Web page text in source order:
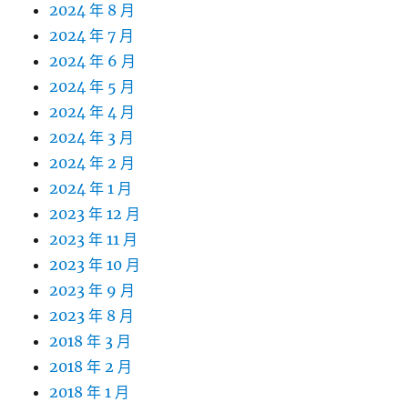
2024 年 8 月
2024 年 7 月
2024 年 6 月
2024 年 5 月
2024 年 4 月
2024 年 3 月
2024 年 2 月
2024 年 1 月
2023 年 12 月
2023 年 11 月
2023 年 10 月
2023 年 9 月
2023 年 8 月
2018 年 3 月
2018 年 2 月
2018 年 1 月